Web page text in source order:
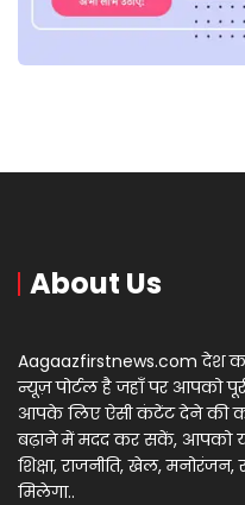
About Us
Aagaazfirstnews.com देश
न्यूज़ पोर्टल है जहाँ पर आपको
आपके लिए ऐसी कंटेंट देने की
बढ़ाने में मदद कर सकें, आपको
शिक्षा, राजनीति, खेल, मनोरंजन,
मिलेगा..